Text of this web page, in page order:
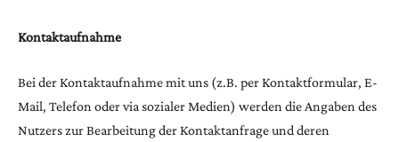
Kontaktaufnahme
Bei der Kontaktaufnahme mit uns (z.B. per Kontaktformular, E-
Mail, Telefon oder via sozialer Medien) werden die Angaben des
Nutzers zur Bearbeitung der Kontaktanfrage und deren